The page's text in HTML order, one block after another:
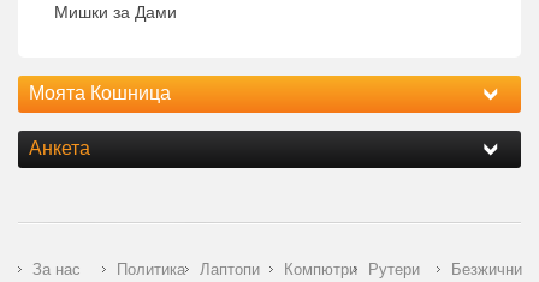
Мишки за Дами
Моята Кошница
Анкета
За нас
Политика
Лаптопи
Компютри
Рутери
Безжични